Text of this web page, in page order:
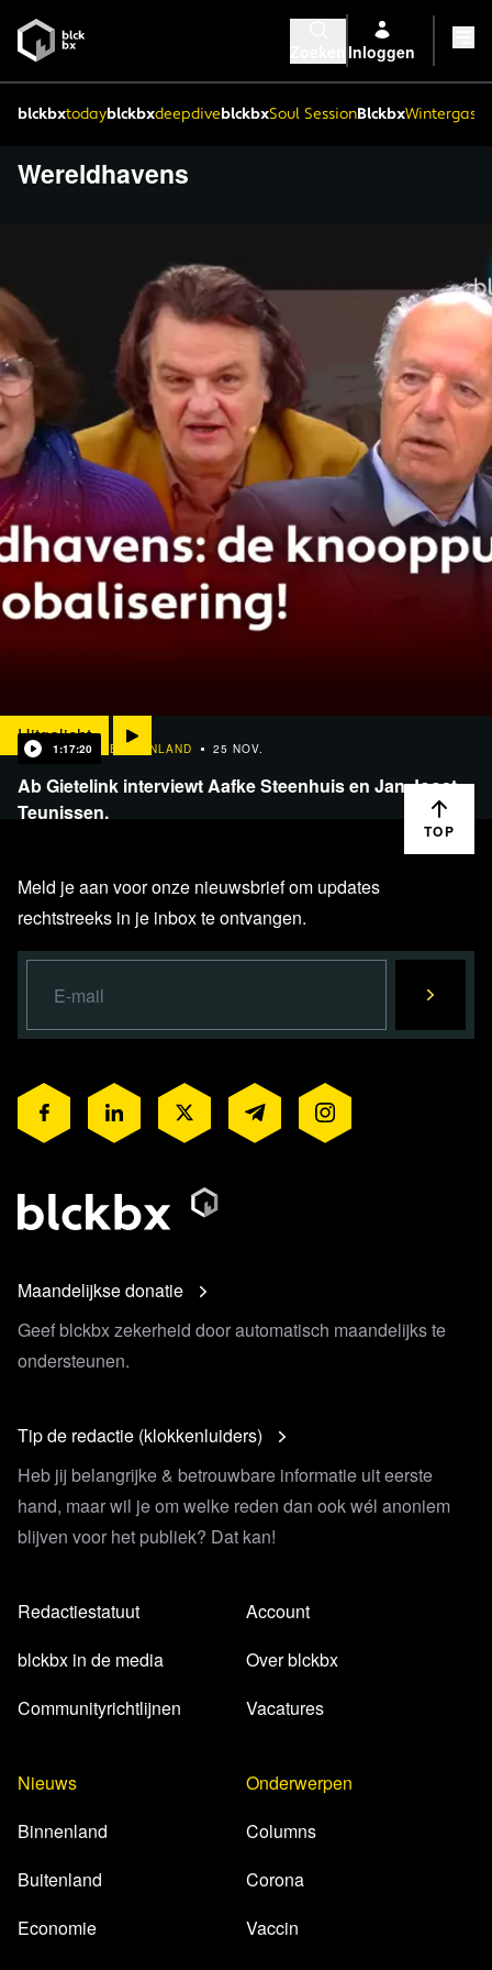
Inloggen
blckbxtodayblckbxdeepdiveblckbxSoul SessionBlckbx
Wereldhavens
Uitgelicht
1:17:20 BINNENLAND 25 NOV.
Ab Gietelink interviewt Aafke Steenhuis en Jan Joost
Teunissen.
TOP
Meld je aan voor onze nieuwsbrief om updates
rechtstreeks in je inbox te ontvangen.
Maandelijkse donatie
Geef blckbx zekerheid door automatisch maandelijks te
ondersteunen.
Tip de redactie (klokkenluiders)
Heb jij belangrijke & betrouwbare informatie uit eerste
hand, maar wil je om welke reden dan ook wél anoniem
blijven voor het publiek? Dat kan!
Redactiestatuut
blckbx in de media
Communityrichtlijnen
Account
Over blckbx
Vacatures
Nieuws
Binnenland
Buitenland
Economie
Onderwerpen
Columns
Corona
Vaccin